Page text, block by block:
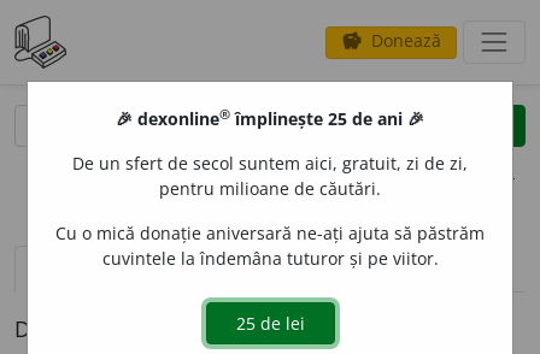
savings Donează
clear
opțiuni
definiții (1) pronunțievolume_up (7)
Definiția cu ID-ul 546261:
🎉 dexonline® împlinește 25 de ani 🎉
De un sfert de secol suntem aici, gratuit, zi de zi,
pentru milioane de căutări.
Cu o mică donație aniversară ne-ați ajuta să păstrăm
cuvintele la îndemâna tuturor și pe viitor.